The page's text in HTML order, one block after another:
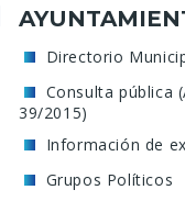
Directorio
Consulta pública
39/2015)
Información de
Grupos Políticos